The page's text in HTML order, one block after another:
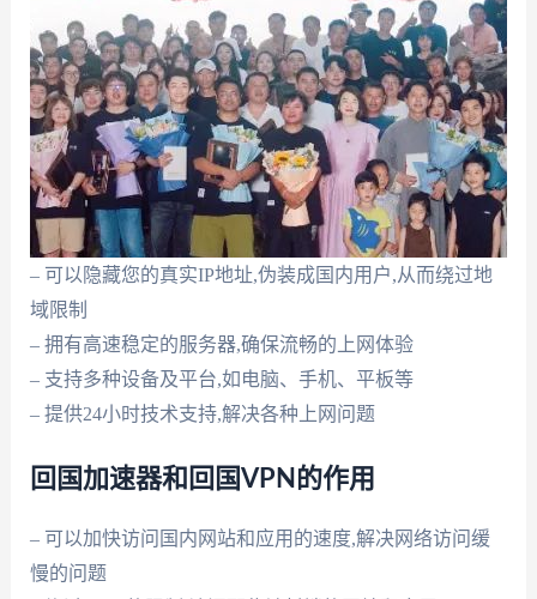
– 可以隐藏您的真实IP地址,伪装成国内用户,从而绕过地
域限制
– 拥有高速稳定的服务器,确保流畅的上网体验
– 支持多种设备及平台,如电脑、手机、平板等
– 提供24小时技术支持,解决各种上网问题
回国加速器和回国VPN的作用
– 可以加快访问国内网站和应用的速度,解决网络访问缓
慢的问题